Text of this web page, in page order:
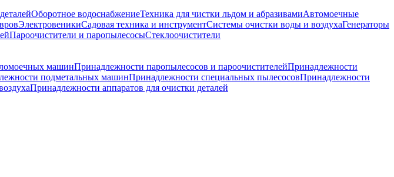
Оборотное водоснабжениеТехника для чистки льдом и абразивамиАвтомоечные
ЭлектровеникиСадовая техника и инструментСистемы очистки воды и воздухаГенераторы
Пароочистители и паропылесосыСтеклоочистители
машинПринадлежности паропылесосов и пароочистителейПринадлежности
подметальных машинПринадлежности специальных пылесосовПринадлежности
Принадлежности аппаратов для очистки деталей